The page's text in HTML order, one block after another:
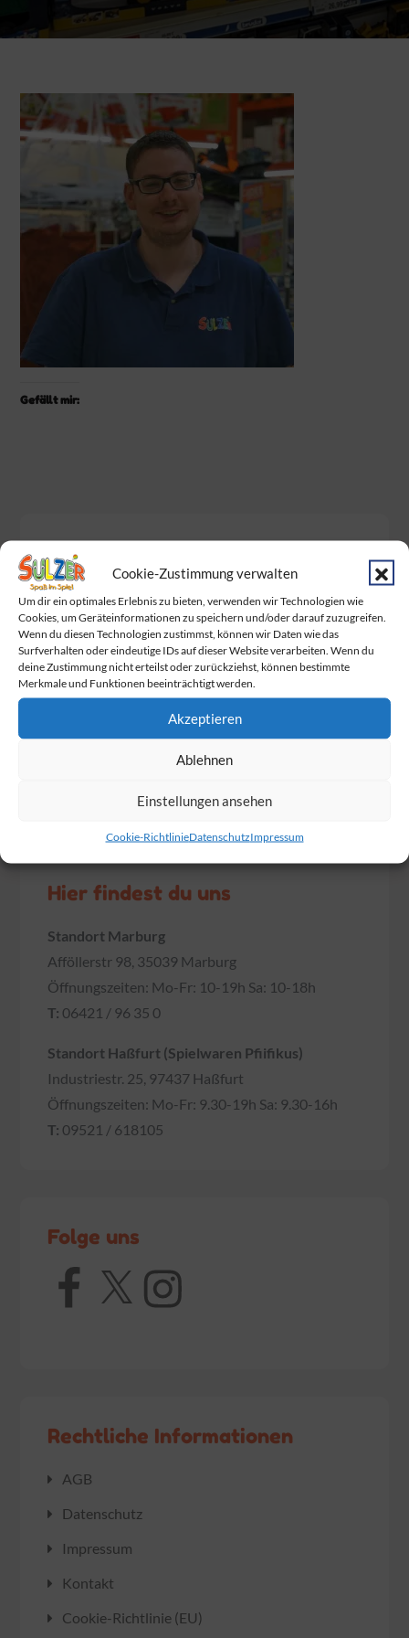
Cookie-Zustimmung verwalten
Um dir ein optimales Erlebnis zu bieten, verwenden wir Technologien wie
Cookies, um Geräteinformationen zu speichern und/oder darauf zuzugreifen.
Wenn du diesen Technologien zustimmst, können wir Daten wie das
Surfverhalten oder eindeutige IDs auf dieser Website verarbeiten. Wenn du
deine Zustimmung nicht erteilst oder zurückziehst, können bestimmte
Merkmale und Funktionen beeinträchtigt werden.
Akzeptieren
Ablehnen
Einstellungen ansehen
Cookie-RichtlinieDatenschutzImpressum
Gefällt mir:
Neueste Beiträge
Baby Born Fans aufgepasst!
Das Warten hat ein Ende. Endlich wurden
die Dumplings geliefert!
Am Sonntag ist Muttertag!
Wir feiern gemeinsam mit BabyOne den
Hier findest du uns
Standort Marburg
Afföllerstr 98, 35039 Marburg
Öffnungszeiten: Mo-Fr: 10-19h Sa: 10-18h
T: 06421 / 96 35 0
Standort Haßfurt (Spielwaren Pfiifikus)
Industriestr. 25, 97437 Haßfurt
Öffnungszeiten: Mo-Fr: 9.30-19h Sa: 9.30-16h
T: 09521 / 618105
Folge uns
Facebook
X Instagram
Rechtliche Informationen
AGB
Datenschutz
Impressum
Kontakt
Cookie-Richtlinie (EU)